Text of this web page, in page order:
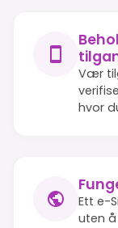
Vær
hvor
Ett e-
uten